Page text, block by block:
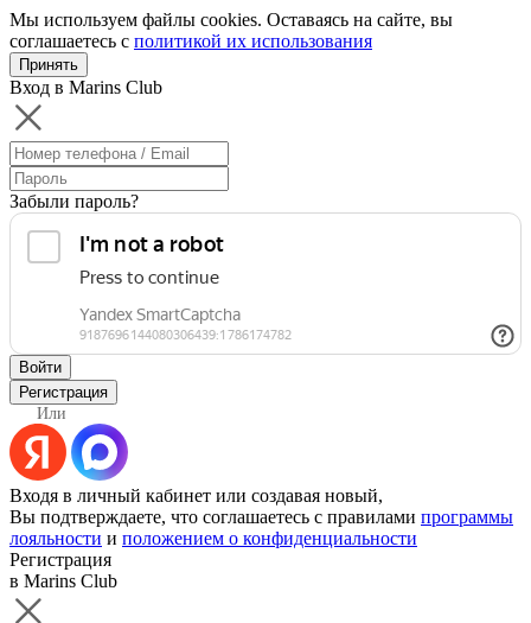
Мы используем файлы cookies. Оставаясь на сайте, вы
соглашаетесь с политикой их использования
Принять
Вход в Marins Club
Забыли пароль?
Войти
Регистрация
Или
Входя в личный кабинет или создавая новый,
Вы подтверждаете, что соглашаетесь с правилами программы
лояльности и положением о конфиденциальности
Регистрация
в Marins Club